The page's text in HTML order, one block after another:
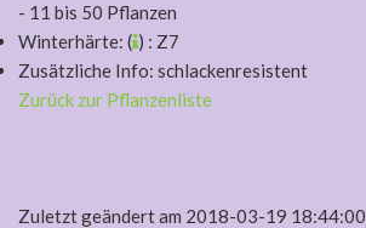
- 11 bis 50 Pflanzen
Winterhärte: ( ) : Z7
Zusätzliche Info: schlackenresistent
Zurück zur Pflanzenliste
Zuletzt geändert am 2018-03-19 18:44:00